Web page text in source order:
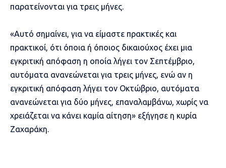
παρατείνονται για τρεις μήνες.
«Αυτό σημαίνει, για να είμαστε πρακτικές και
πρακτικοί, ότι όποια ή όποιος δικαιούχος έχει μια
εγκριτική απόφαση η οποία λήγει τον Σεπτέμβριο,
αυτόματα ανανεώνεται για τρεις μήνες, ενώ αν η
εγκριτική απόφαση λήγει τον Οκτώβριο, αυτόματα
ανανεώνεται για δύο μήνες, επαναλαμβάνω, χωρίς να
χρειάζεται να κάνει καμία αίτηση» εξήγησε η κυρία
Ζαχαράκη.